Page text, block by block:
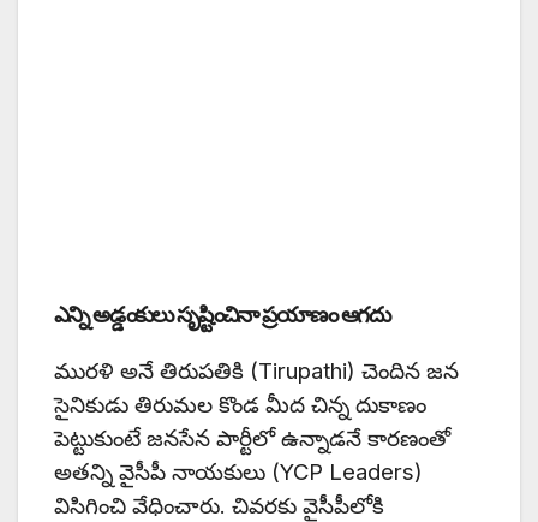
ఎన్ని అడ్డంకులు సృష్టించినా ప్రయాణం ఆగదు
మురళి అనే తిరుపతికి (Tirupathi) చెందిన జన
సైనికుడు తిరుమల కొండ మీద చిన్న దుకాణం
పెట్టుకుంటే జనసేన పార్టీలో ఉన్నాడనే కారణంతో
అతన్ని వైసీపీ నాయకులు (YCP Leaders)
విసిగించి వేధించారు. చివరకు వైసీపీలోకి